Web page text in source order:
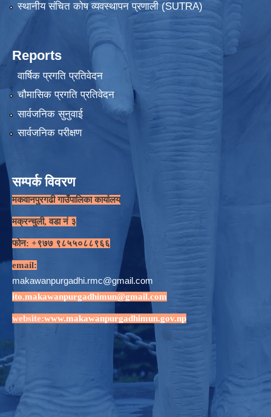
स्थानीय संचित कोष व्यवस्थापन प्रणाली (SUTRA)
Reports
वार्षिक प्रगति प्रतिवेदन
चौमासिक प्रगति प्रतिवेदन
सार्वजनिक सुनुवाई
सार्वजनिक परीक्षण
सम्पर्क विवरण
मकवानपुरगढी गाउँपालिका कार्यालय
मक्रन्चुली, वडा नं ३
फोन: +९७७ ९८५५०८८९६६
email:
makawanpurgadhi.rmc@gmail.com
ito.makawanpurgadhimun@gmail.com
website:www.makawanpurgadhimun.gov.np